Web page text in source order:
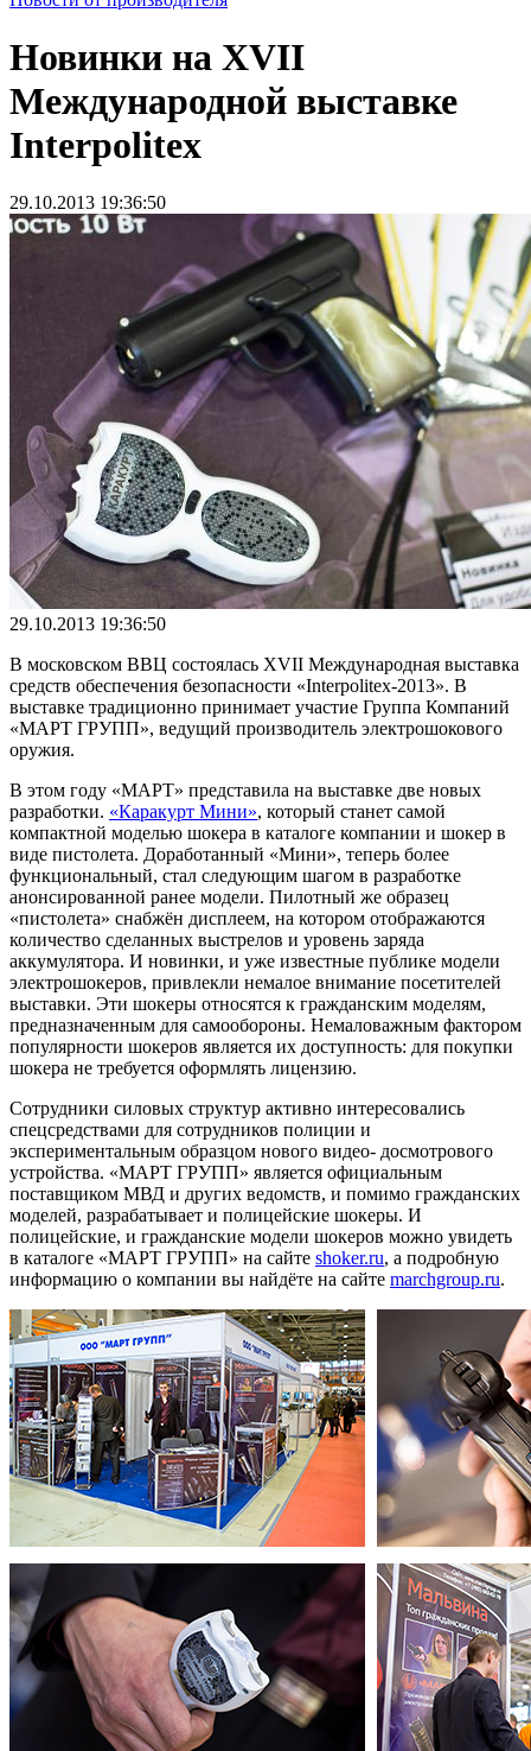
Новинки на XVII
Международной выставке
Interpolitex
29.10.2013 19:36:50
29.10.2013 19:36:50
В московском ВВЦ состоялась XVII Международная выставка
средств обеcпечения безопасности «Interpolitex-2013». В
выставке традиционно принимает участие Группа Компаний
«МАРТ ГРУПП», ведущий производитель электрошокового
оружия.
В этом году «МАРТ» представила на выставке две новых
разработки. «Каракурт Мини», который станет самой
компактной моделью шокера в каталоге компании и шокер в
виде пистолета. Доработанный «Мини», теперь более
функциональный, стал следующим шагом в разработке
анонсированной ранее модели. Пилотный же образец
«пистолета» снабжён дисплеем, на котором отображаются
количество сделанных выстрелов и уровень заряда
аккумулятора. И новинки, и уже известные публике модели
электрошокеров, привлекли немалое внимание посетителей
выставки. Эти шокеры относятся к гражданским моделям,
предназначенным для самообороны. Немаловажным фактором
популярности шокеров является их доступность: для покупки
шокера не требуется оформлять лицензию.
Сотрудники силовых структур активно интересовались
спецсредствами для сотрудников полиции и
экспериментальным образцом нового видео- досмотрового
устройства. «МАРТ ГРУПП» является официальным
поставщиком МВД и других ведомств, и помимо гражданских
моделей, разрабатывает и полицейские шокеры. И
полицейские, и гражданские модели шокеров можно увидеть
в каталоге «МАРТ ГРУПП» на сайте shoker.ru, а подробную
информацию о компании вы найдёте на сайте marchgroup.ru.